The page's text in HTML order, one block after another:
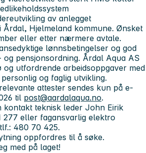
av anlegget
Hjelmeland kommune. Ønsket
eller etter nærmere avtale.
lønnsbetingelser og god
pensjonsordning. Årdal Aqua AS
utfordrende arbeidsoppgaver med
og faglig utvikling.
attester sendes kun på e-
til post@aardalaqua.no.
kontakt teknisk leder John Eirik
277 eller fagansvarlig elektro
480 70 425.
oppfordres til å søke.
med på laget!